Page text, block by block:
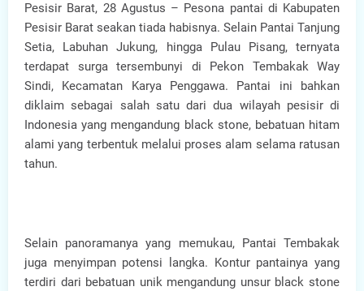
Pesisir Barat, 28 Agustus – Pesona pantai di Kabupaten
Pesisir Barat seakan tiada habisnya. Selain Pantai Tanjung
Setia, Labuhan Jukung, hingga Pulau Pisang, ternyata
terdapat surga tersembunyi di Pekon Tembakak Way
Sindi, Kecamatan Karya Penggawa. Pantai ini bahkan
diklaim sebagai salah satu dari dua wilayah pesisir di
Indonesia yang mengandung black stone, bebatuan hitam
alami yang terbentuk melalui proses alam selama ratusan
tahun.
Selain panoramanya yang memukau, Pantai Tembakak
juga menyimpan potensi langka. Kontur pantainya yang
terdiri dari bebatuan unik mengandung unsur black stone